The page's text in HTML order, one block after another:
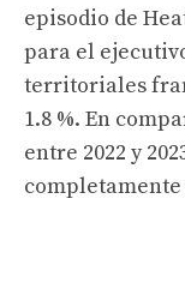
episodio de
para el
territoriales
1.8 %. En
entre 2022 y
completamente